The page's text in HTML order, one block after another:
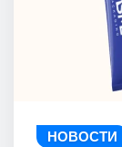
НОВОСТИ